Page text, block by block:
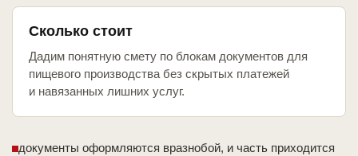
Сколько стоит
Дадим понятную смету по блокам документов для
пищевого производства без скрытых платежей
и навязанных лишних услуг.
документы оформляются вразнобой, и часть приходится